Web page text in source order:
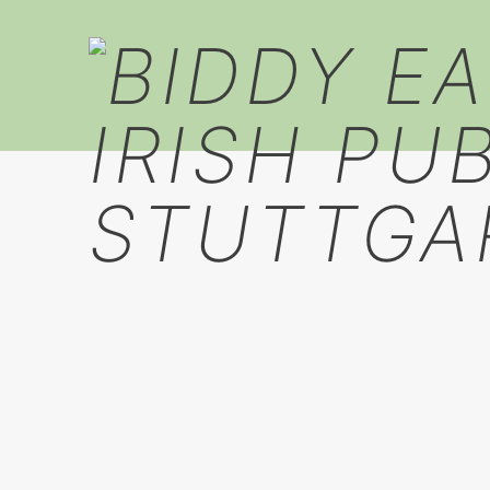
LIVE “ BOOZE BANDITS “